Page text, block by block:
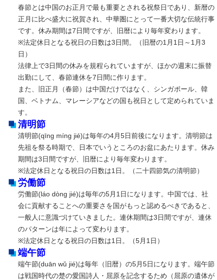
春節とは中国のお正月で最も重要とされる祝祭日であり、新暦の
正月に比べ盛大に祝賀され、中華圏にとって一番大切な伝統行事
です。休み期間は7日間ですが、旧暦により毎年変わります。
※法定休日となる祝日の日数は3日間。（旧暦の1月1日～1月3
日）
法律上で3日間の休みを規程られていますが、ほかの週末に振替
出勤にして、春節連休を7日間に作ります。
また、旧正月（春節）は中国だけではなく、シンガポール、韓
国、ベトナム、マレーシアなどの国も祝日として定められていま
す。
清明節
清明節(qīng míng jié)は毎年の4月5日前後になります。清明節は
先祖を祭る時期で、日本でいうところのお盆にあたります。休み
期間は3日間ですが、旧暦により毎年変わります。
※法定休日となる祝日の日数は1日。（二十四節気の清明節）
労働節
労働節(láo dònɡ jié)は毎年の5月1日になります。中国では、社
会に貢献することへの重要さを国がもっと認めるべきであると、
一般人に意識づけていきました。連休期間は3日間ですが、連休
のパターンは年によって変わります。
※法定休日となる祝日の日数は1日。（5月1日）
端午節
端午節(duān wǔ jié)は毎年（旧暦）の5月5日になります。端午節
は戦国時代の楚の愛国詩人・屈原を記念するため（屈原の遺体が